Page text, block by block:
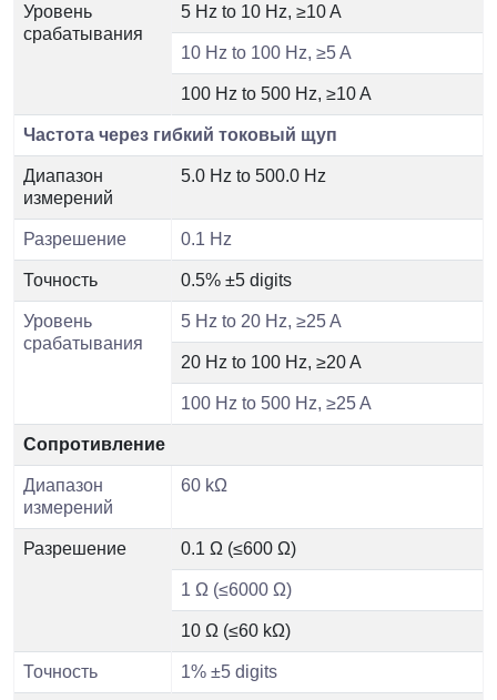
Уровень
срабатывания
5 Hz to 10 Hz, ≥10 A
10 Hz to 100 Hz, ≥5 A
100 Hz to 500 Hz, ≥10 A
Частота через гибкий токовый щуп
Диапазон
измерений
5.0 Hz to 500.0 Hz
Разрешение 0.1 Hz
Точность 0.5% ±5 digits
Уровень
срабатывания
5 Hz to 20 Hz, ≥25 A
20 Hz to 100 Hz, ≥20 A
100 Hz to 500 Hz, ≥25 A
Сопротивление
Диапазон
измерений
60 kΩ
Разрешение 0.1 Ω (≤600 Ω)
1 Ω (≤6000 Ω)
10 Ω (≤60 kΩ)
Точность 1% ±5 digits